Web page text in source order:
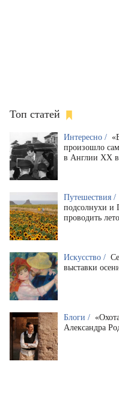
Топ статей
Интересно /
произошло
в Англии XX
Путешествия /
подсолнухи и
проводить лето
Искусство /
выставки
Блоги /
Александра